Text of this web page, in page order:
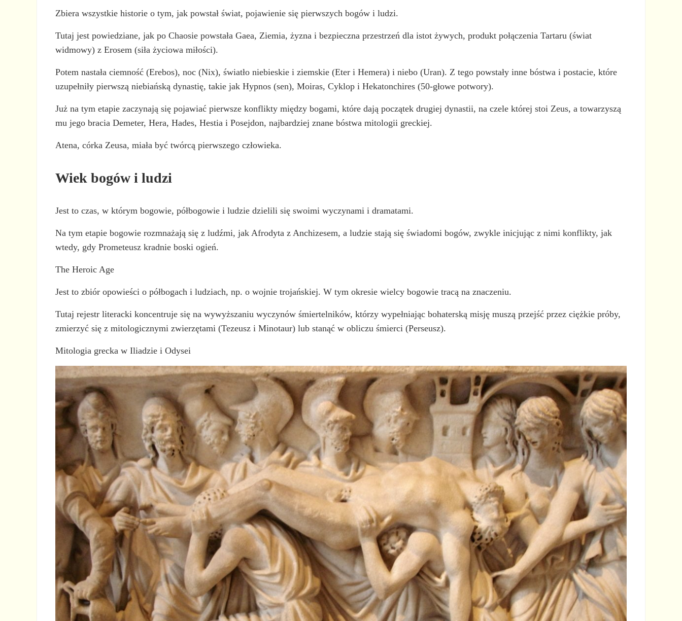
Zbiera wszystkie historie o tym, jak powstał świat, pojawienie się pierwszych bogów i ludzi.
Tutaj jest powiedziane, jak po Chaosie powstała Gaea, Ziemia, żyzna i bezpieczna przestrzeń dla istot żywych, produkt połączenia Tartaru (świat
widmowy) z Erosem (siła życiowa miłości).
Potem nastała ciemność (Erebos), noc (Nix), światło niebieskie i ziemskie (Eter i Hemera) i niebo (Uran). Z tego powstały inne bóstwa i postacie, które
uzupełniły pierwszą niebiańską dynastię, takie jak Hypnos (sen), Moiras, Cyklop i Hekatonchires (50-głowe potwory).
Już na tym etapie zaczynają się pojawiać pierwsze konflikty między bogami, które dają początek drugiej dynastii, na czele której stoi Zeus, a towarzyszą
mu jego bracia Demeter, Hera, Hades, Hestia i Posejdon, najbardziej znane bóstwa mitologii greckiej.
Atena, córka Zeusa, miała być twórcą pierwszego człowieka.
Wiek bogów i ludzi
Jest to czas, w którym bogowie, półbogowie i ludzie dzielili się swoimi wyczynami i dramatami.
Na tym etapie bogowie rozmnażają się z ludźmi, jak Afrodyta z Anchizesem, a ludzie stają się świadomi bogów, zwykle inicjując z nimi konflikty, jak
wtedy, gdy Prometeusz kradnie boski ogień.
The Heroic Age
Jest to zbiór opowieści o półbogach i ludziach, np. o wojnie trojańskiej. W tym okresie wielcy bogowie tracą na znaczeniu.
Tutaj rejestr literacki koncentruje się na wywyższaniu wyczynów śmiertelników, którzy wypełniając bohaterską misję muszą przejść przez ciężkie próby,
zmierzyć się z mitologicznymi zwierzętami (Tezeusz i Minotaur) lub stanąć w obliczu śmierci (Perseusz).
Mitologia grecka w Iliadzie i Odysei